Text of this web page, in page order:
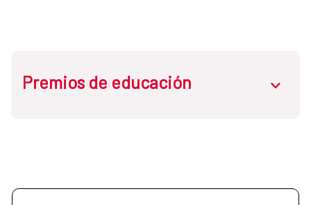
Premios de educación
ALFABETIZACIÓN